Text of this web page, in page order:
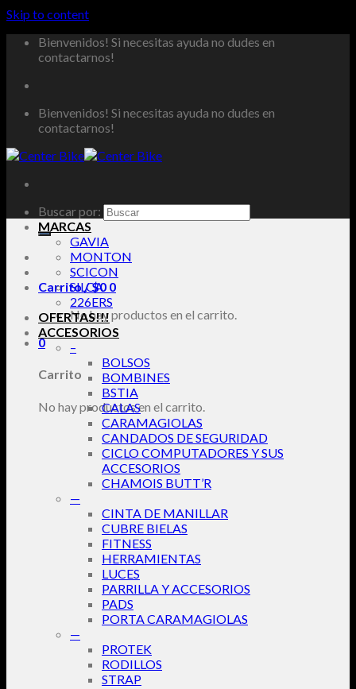
Skip to content
Bienvenidos! Si necesitas ayuda no dudes en
contactarnos!
Bienvenidos! Si necesitas ayuda no dudes en
contactarnos!
Buscar por:
Carrito /$0 0
No hay productos en el carrito.
0
Carrito
No hay productos en el carrito.
MARCAS
GAVIA
MONTON
SCICON
SILCA
226ERS
OFERTAS!!!
ACCESORIOS
–
BOLSOS
BOMBINES
BSTIA
CALAS
CARAMAGIOLAS
CANDADOS DE SEGURIDAD
CICLO COMPUTADORES Y SUS
ACCESORIOS
CHAMOIS BUTT’R
—
CINTA DE MANILLAR
CUBRE BIELAS
FITNESS
HERRAMIENTAS
LUCES
PARRILLA Y ACCESORIOS
PADS
PORTA CARAMAGIOLAS
—
PROTEK
RODILLOS
STRAP